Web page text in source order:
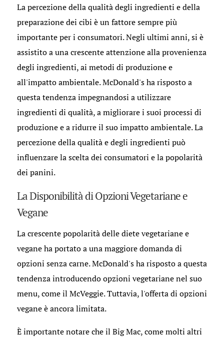
La percezione della qualità degli ingredienti e della
preparazione dei cibi è un fattore sempre più
importante per i consumatori. Negli ultimi anni, si è
assistito a una crescente attenzione alla provenienza
degli ingredienti, ai metodi di produzione e
all'impatto ambientale. McDonald's ha risposto a
questa tendenza impegnandosi a utilizzare
ingredienti di qualità, a migliorare i suoi processi di
produzione e a ridurre il suo impatto ambientale. La
percezione della qualità e degli ingredienti può
influenzare la scelta dei consumatori e la popolarità
dei panini.
La Disponibilità di Opzioni Vegetariane e
Vegane
La crescente popolarità delle diete vegetariane e
vegane ha portato a una maggiore domanda di
opzioni senza carne. McDonald's ha risposto a questa
tendenza introducendo opzioni vegetariane nel suo
menu, come il McVeggie. Tuttavia, l'offerta di opzioni
vegane è ancora limitata.
È importante notare che il Big Mac, come molti altri